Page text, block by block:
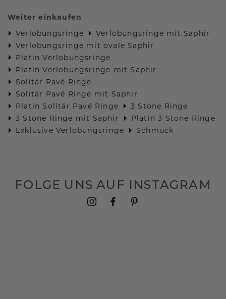
Weiter einkaufen
Verlobungsringe
Verlobungsringe mit Saphir
Verlobungsringe mit ovale Saphir
Platin Verlobungsringe
Platin Verlobungsringe mit Saphir
Solitär Pavé Ringe
Solitär Pavé Ringe mit Saphir
Platin Solitär Pavé Ringe
3 Stone Ringe
3 Stone Ringe mit Saphir
Platin 3 Stone Ringe
Exklusive Verlobungsringe
Schmuck
FOLGE UNS AUF INSTAGRAM